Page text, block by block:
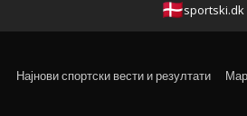
sportski.dk
Најнови спортски вести и резултати